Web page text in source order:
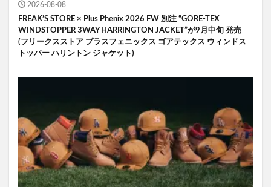
2026-08-08
FREAK’S STORE × Plus Phenix 2026 FW 別注 “GORE-TEX
WINDSTOPPER 3WAY HARRINGTON JACKET”が9月中旬 発売
(フリークスストア プラスフェニックス ゴアテックス ウィンドス
トッパー ハリントン ジャケット)